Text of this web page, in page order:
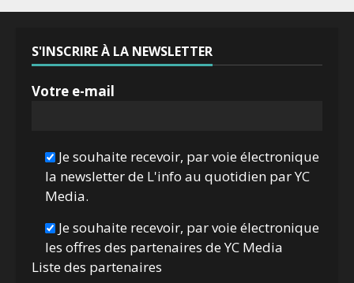
S'INSCRIRE À LA NEWSLETTER
Votre e-mail
Je souhaite recevoir, par voie électronique
la newsletter de L'info au quotidien par YC
Media.
Je souhaite recevoir, par voie électronique
les offres des partenaires de YC Media
Liste des partenaires